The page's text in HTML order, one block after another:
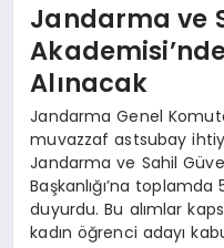
Jandarma ve
Alınacak
Jandarma Genel
muvazzaf astsubay
Jandarma ve Sahil
Başkanlığı’na toplamda
duyurdu. Bu alımlar
kadın öğrenci adayı